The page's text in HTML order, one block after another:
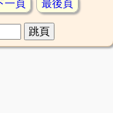
一頁 最後頁